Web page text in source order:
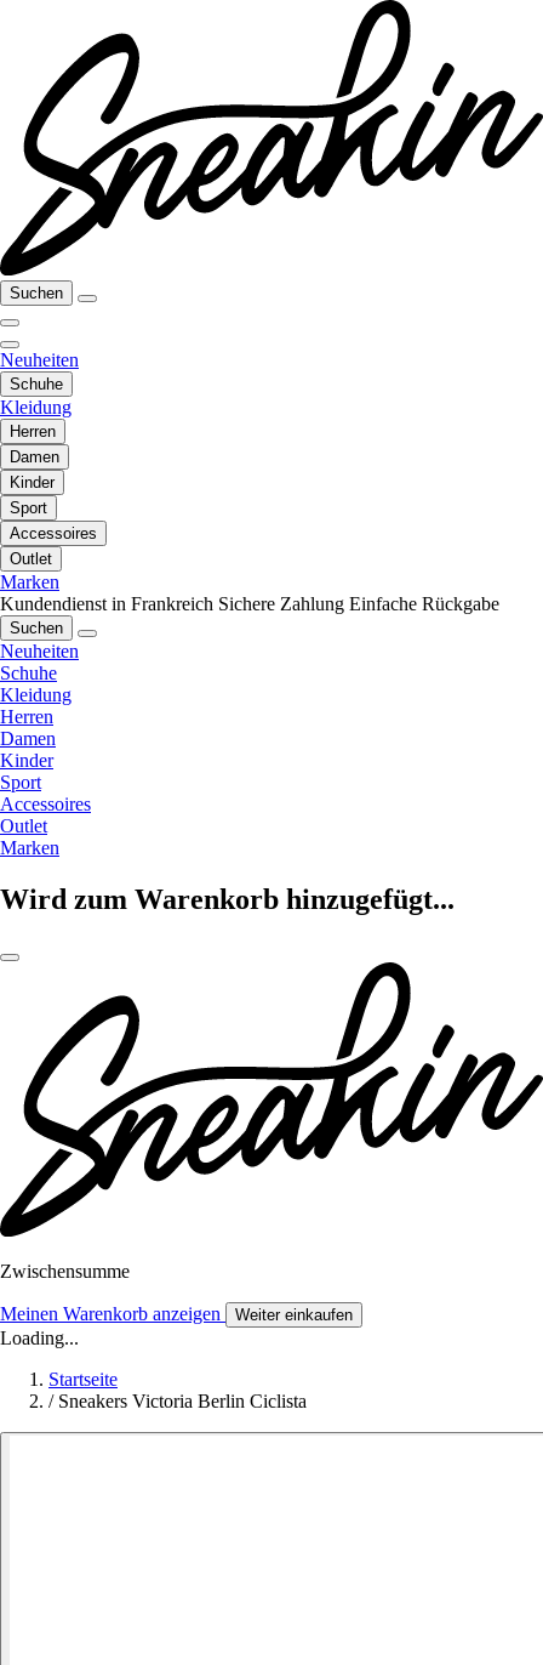
Suchen
Neuheiten
Schuhe
Kleidung
Herren
Damen
Kinder
Sport
Accessoires
Outlet
Marken
Kundendienst in Frankreich Sichere Zahlung Einfache Rückgabe
Suchen
Neuheiten
Schuhe
Kleidung
Herren
Damen
Kinder
Sport
Accessoires
Outlet
Marken
Wird zum Warenkorb hinzugefügt...
Zwischensumme
Meinen Warenkorb anzeigen Weiter einkaufen
Loading...
Startseite
/ Sneakers Victoria Berlin Ciclista